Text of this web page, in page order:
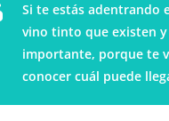
Si te estás adentrando
vino tinto que existen
importante, porque te
conocer cuál puede